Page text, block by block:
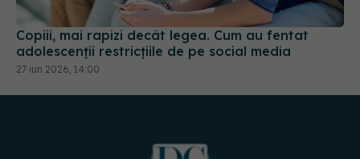
Copiii, mai rapizi decât legea. Cum au fentat
adolescenții restricțiile de pe social media
27 iun 2026, 14:00